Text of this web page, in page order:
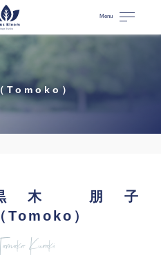
Menu
Tomoko）
木 朋子
（Tomoko）
Kuroki